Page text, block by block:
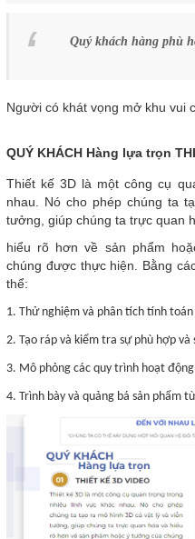
Quý khách hàng phù
Người có khát vọng mở khu vui
QUÝ KHÁCH Hàng lựa trọn
Thiết kế 3D là một công cụ
nhau. Nó cho phép chúng ta
tưởng, giúp chúng ta trực quan
hiểu rõ hơn về sản phẩm
chúng được thực hiện. Bằng
thể:
1. Thử nghiệm và phân tích tính
2. Tạo ráp và kiểm tra sự phù hợp và
3. Mô phỏng các quy trình hoạt
4. Trình bày và quảng bá sản phẩm